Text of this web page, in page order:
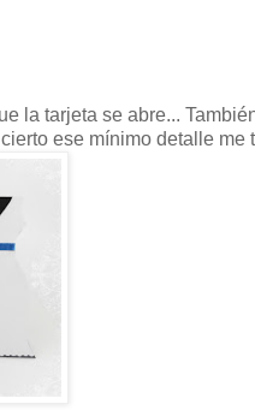
la tarjeta se abre...
ese mínimo detalle me